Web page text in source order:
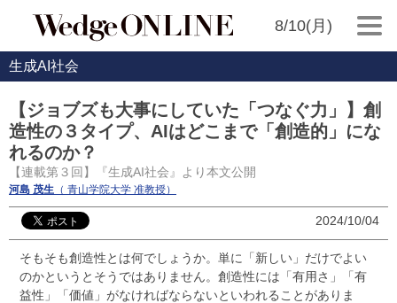
8/10(月)
生成AI社会
【ジョブズも大事にしていた「つなぐ力」】創
造性の３タイプ、AIはどこまで「創造的」にな
れるのか？
【連載第３回】『生成AI社会』より本文公開
河島 茂生 （ 青山学院大学 准教授）
2024/10/04
そもそも創造性とは何でしょうか。単に「新しい」だけでよい
のかというとそうではありません。創造性には「有用さ」「有
益性」「価値」がなければならないといわれることがありま